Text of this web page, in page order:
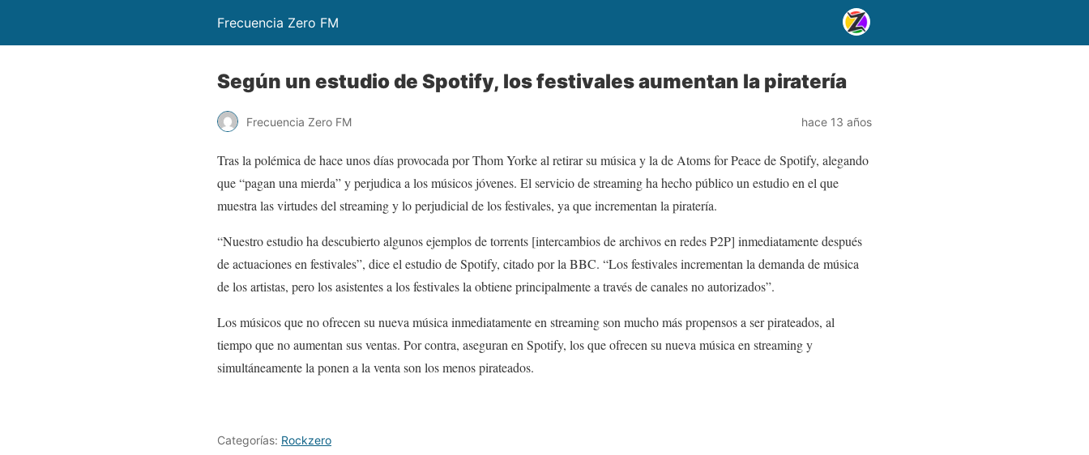
Frecuencia Zero FM
Según un estudio de Spotify, los festivales aumentan la piratería
Frecuencia Zero FM hace 13 años
Tras la polémica de hace unos días provocada por Thom Yorke al retirar su música y la de Atoms for Peace de Spotify, alegando
que “pagan una mierda” y perjudica a los músicos jóvenes. El servicio de streaming ha hecho público un estudio en el que
muestra las virtudes del streaming y lo perjudicial de los festivales, ya que incrementan la piratería.
“Nuestro estudio ha descubierto algunos ejemplos de torrents [intercambios de archivos en redes P2P] inmediatamente después
de actuaciones en festivales”, dice el estudio de Spotify, citado por la BBC. “Los festivales incrementan la demanda de música
de los artistas, pero los asistentes a los festivales la obtiene principalmente a través de canales no autorizados”.
Los músicos que no ofrecen su nueva música inmediatamente en streaming son mucho más propensos a ser pirateados, al
tiempo que no aumentan sus ventas. Por contra, aseguran en Spotify, los que ofrecen su nueva música en streaming y
simultáneamente la ponen a la venta son los menos pirateados.
Categorías: Rockzero